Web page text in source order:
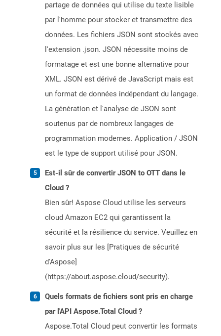
partage de données qui utilise du texte lisible
par l'homme pour stocker et transmettre des
données. Les fichiers JSON sont stockés avec
l'extension .json. JSON nécessite moins de
formatage et est une bonne alternative pour
XML. JSON est dérivé de JavaScript mais est
un format de données indépendant du langage.
La génération et l'analyse de JSON sont
soutenus par de nombreux langages de
programmation modernes. Application / JSON
est le type de support utilisé pour JSON.
Est-il sûr de convertir JSON to OTT dans le
Cloud ?
Bien sûr! Aspose Cloud utilise les serveurs
cloud Amazon EC2 qui garantissent la
sécurité et la résilience du service. Veuillez en
savoir plus sur les [Pratiques de sécurité
d'Aspose]
(https://about.aspose.cloud/security).
Quels formats de fichiers sont pris en charge
par l'API Aspose.Total Cloud ?
Aspose.Total Cloud peut convertir les formats